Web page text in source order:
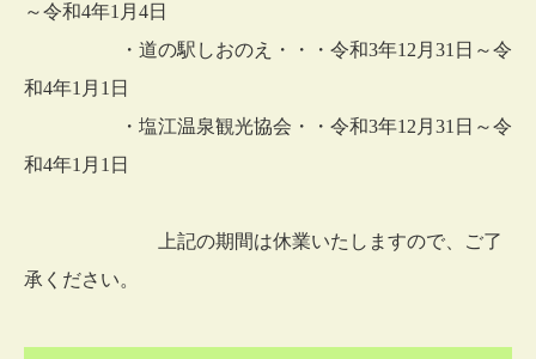
～令和4年1月4日
・道の駅しおのえ・・・令和3年12月31日～令
和4年1月1日
・塩江温泉観光協会・・令和3年12月31日～令
和4年1月1日
上記の期間は休業いたしますので、ご了
承ください。